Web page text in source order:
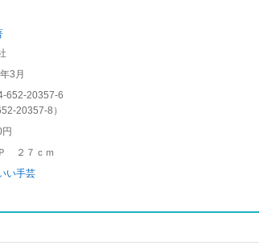
3月
652-20357-6
20357-8 ）
２７ｃｍ
い手芸